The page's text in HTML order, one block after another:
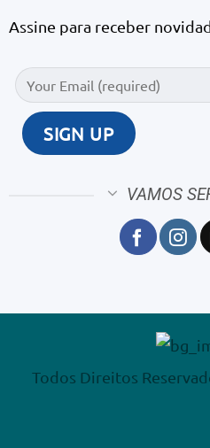
Assine para receber
VAMOS
Todos Direitos